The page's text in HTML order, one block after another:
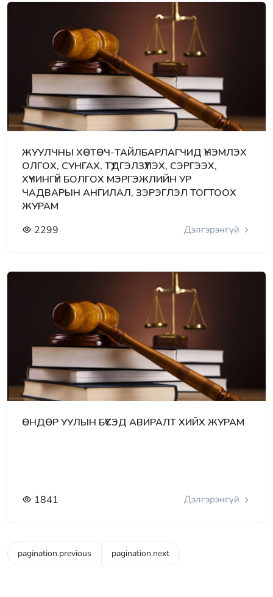
ЖУУЛЧНЫ ХӨТӨЧ-ТАЙЛБАРЛАГЧИД ҮНЭМЛЭХ
ОЛГОХ, СУНГАХ, ТҮДГЭЛЗҮҮЛЭХ, СЭРГЭЭХ,
ХҮЧИНГҮЙ БОЛГОХ МЭРГЭЖЛИЙН УР
ЧАДВАРЫН АНГИЛАЛ, ЗЭРЭГЛЭЛ ТОГТООХ
ЖУРАМ
2299
Дэлгэрэнгүй
ӨНДӨР УУЛЫН БҮСЭД АВИРАЛТ ХИЙХ ЖУРАМ
1841 Дэлгэрэнгүй
pagination.previous pagination.next